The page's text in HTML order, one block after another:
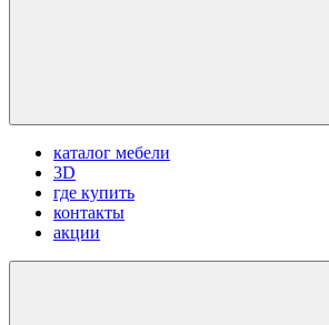
каталог мебели
3D
где купить
контакты
акции